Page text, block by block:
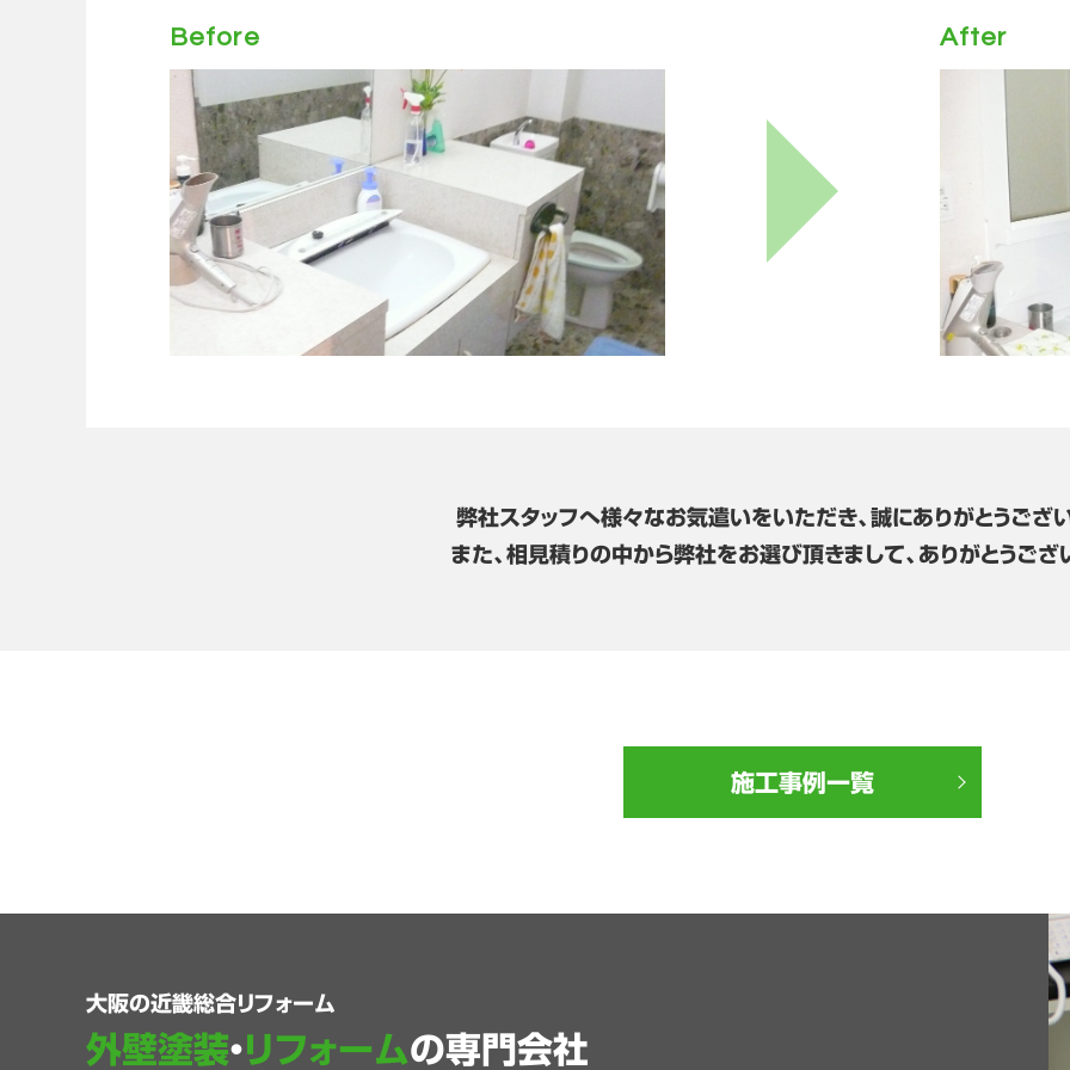
Before After
弊社スタッフへ様々なお気遣いをいただき、誠にありがとうござ
また、相見積りの中から弊社をお選び頂きまして、ありがとうござ
施工事例一覧
大阪の近畿総合リフォーム
外壁塗装・リフォームの専門会社